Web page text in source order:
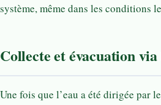
système, même dans les conditions
Collecte et évacuation
Une fois que l’eau a été dirigée par